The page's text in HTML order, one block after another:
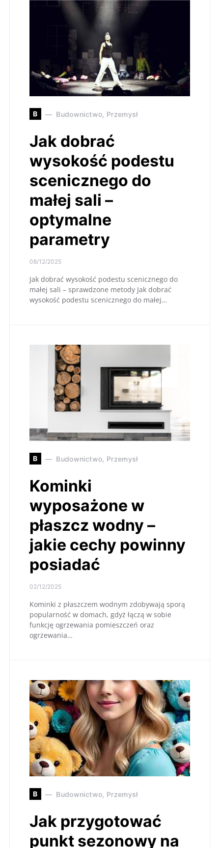
B Budownictwo, Przemysł
Jak dobrać
wysokość podestu
scenicznego do
małej sali –
optymalne
parametry
08/12/2025
Jak dobrać wysokość podestu scenicznego do
małej sali – sprawdzone metody Jak dobrać
wysokość podestu scenicznego do małej…
B Budownictwo, Przemysł
Kominki
wyposażone w
płaszcz wodny –
jakie cechy powinny
posiadać
02/12/2025
Kominki z płaszczem wodnym zdobywają sporą
popularność w domach, gdyż łączą w sobie
funkcję ogrzewania pomieszczeń oraz
ogrzewania…
B Budownictwo, Przemysł
Jak przygotować
punkt sezonowy na